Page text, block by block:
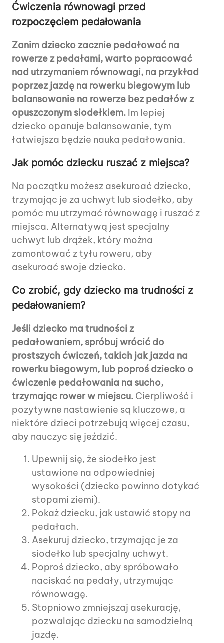
Ćwiczenia równowagi przed
rozpoczęciem pedałowania
Zanim dziecko zacznie pedałować na
rowerze z pedałami, warto popracować
nad utrzymaniem równowagi, na przykład
poprzez jazdę na rowerku biegowym lub
balansowanie na rowerze bez pedałów z
opuszczonym siodełkiem. Im lepiej
dziecko opanuje balansowanie, tym
łatwiejsza będzie nauka pedałowania.
Jak pomóc dziecku ruszać z miejsca?
Na początku możesz asekuroać dziecko,
trzymając je za uchwyt lub siodełko, aby
pomóc mu utrzymać równowagę i ruszać z
miejsca. Alternatywą jest specjalny
uchwyt lub drążek, który można
zamontować z tyłu roweru, aby
asekuroać swoje dziecko.
Co zrobić, gdy dziecko ma trudności z
pedałowaniem?
Jeśli dziecko ma trudności z
pedałowaniem, spróbuj wrócić do
prostszych ćwiczeń, takich jak jazda na
rowerku biegowym, lub poproś dziecko o
ćwiczenie pedałowania na sucho,
trzymając rower w miejscu. Cierpliwość i
pozytywne nastawienie są kluczowe, a
niektóre dzieci potrzebują więcej czasu,
aby nauczyc się jeździć.
Upewnij się, że siodełko jest
ustawione na odpowiedniej
wysokości (dziecko powinno dotykać
stopami ziemi).
Pokaż dziecku, jak ustawić stopy na
pedałach.
Asekuruj dziecko, trzymając je za
siodełko lub specjalny uchwyt.
Poproś dziecko, aby spróbowało
naciskać na pedały, utrzymując
równowagę.
Stopniowo zmniejszaj asekurację,
pozwalając dziecku na samodzielną
jazdę.